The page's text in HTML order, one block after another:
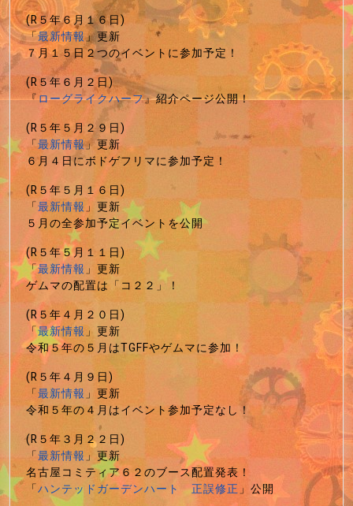
(R５年６月１６日)
「最新情報」更新
７月１５日２つのイベントに参加予定！
(R５年６月２日)
『ローグライクハーフ』紹介ページ公開！
(R５年５月２９日)
「最新情報」更新
６月４日にボドゲフリマに参加予定！
(R５年５月１６日)
「最新情報」更新
５月の全参加予定イベントを公開
(R５年５月１１日)
「最新情報」更新
ゲムマの配置は「コ２２」！
(R５年４月２０日)
「最新情報」更新
令和５年の５月はTGFFやゲムマに参加！
(R５年４月９日)
「最新情報」更新
令和５年の４月はイベント参加予定なし！
(R５年３月２２日)
「最新情報」更新
名古屋コミティア６２のブース配置発表！
「ハンテッドガーデンハート 正誤修正」公開